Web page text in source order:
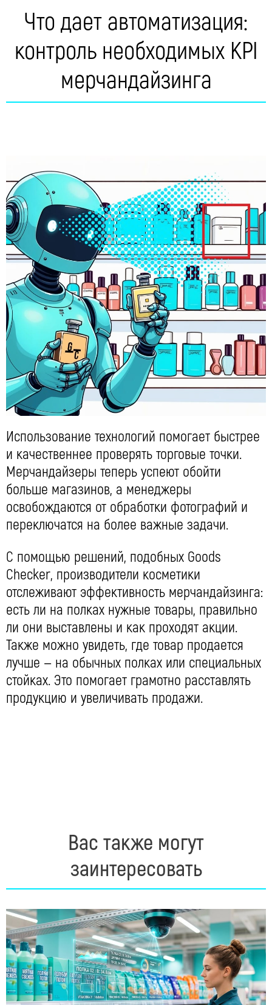
Что дает автоматизация:
контроль необходимых KPI
мерчандайзинга
Использование технологий помогает быстрее
и качественнее проверять торговые точки.
Мерчандайзеры теперь успеют обойти
больше магазинов, а менеджеры
освобождаются от обработки фотографий и
переключатся на более важные задачи.
С помощью решений, подобных Goods
Checker, производители косметики
отслеживают эффективность мерчандайзинга:
есть ли на полках нужные товары, правильно
ли они выставлены и как проходят акции.
Также можно увидеть, где товар продается
лучше — на обычных полках или специальных
стойках. Это помогает грамотно расставлять
продукцию и увеличивать продажи.
Вас также могут
заинтересовать